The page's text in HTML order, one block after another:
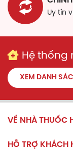
Uy tín
Hệ thống
XEM DANH
VỀ NHÀ THUỐC
HỖ TRỢ KHÁCH